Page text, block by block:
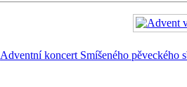
Adventní koncert Smíšeného pěveckého